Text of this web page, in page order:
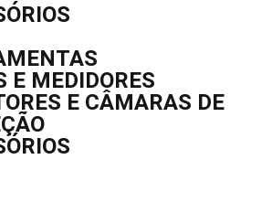
E MEDIDORES
E CÂMARAS DE